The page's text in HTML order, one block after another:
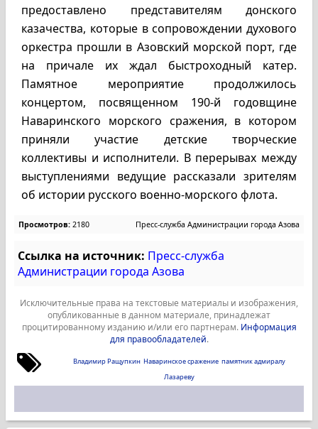
предоставлено представителям донского
казачества, которые в сопровождении духового
оркестра прошли в Азовский морской порт, где
на причале их ждал быстроходный катер.
Памятное мероприятие продолжилось
концертом, посвященном 190-й годовщине
Наваринского морского сражения, в котором
приняли участие детские творческие
коллективы и исполнители. В перерывах между
выступлениями ведущие рассказали зрителям
об истории русского военно-морского флота.
Просмотров: 2180 Пресс-служба Администрации города Азова
Ссылка на источник: Пресс-служба
Администрации города Азова
Исключительные права на текстовые материалы и изображения,
опубликованные в данном материале, принадлежат
процитированному изданию и/или его партнерам. Информация
для правообладателей.
Владимир Ращупкин Наваринское сражение памятник адмиралу
Лазареву